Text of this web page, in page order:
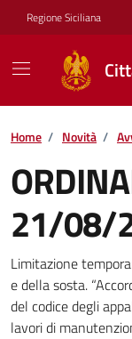
Vai ai contenuti
Vai al footer
Regione Siciliana
Home / Novità /
21/08/
Dettagli
Limitazione
e della sosta.
del codice degli
lavori di